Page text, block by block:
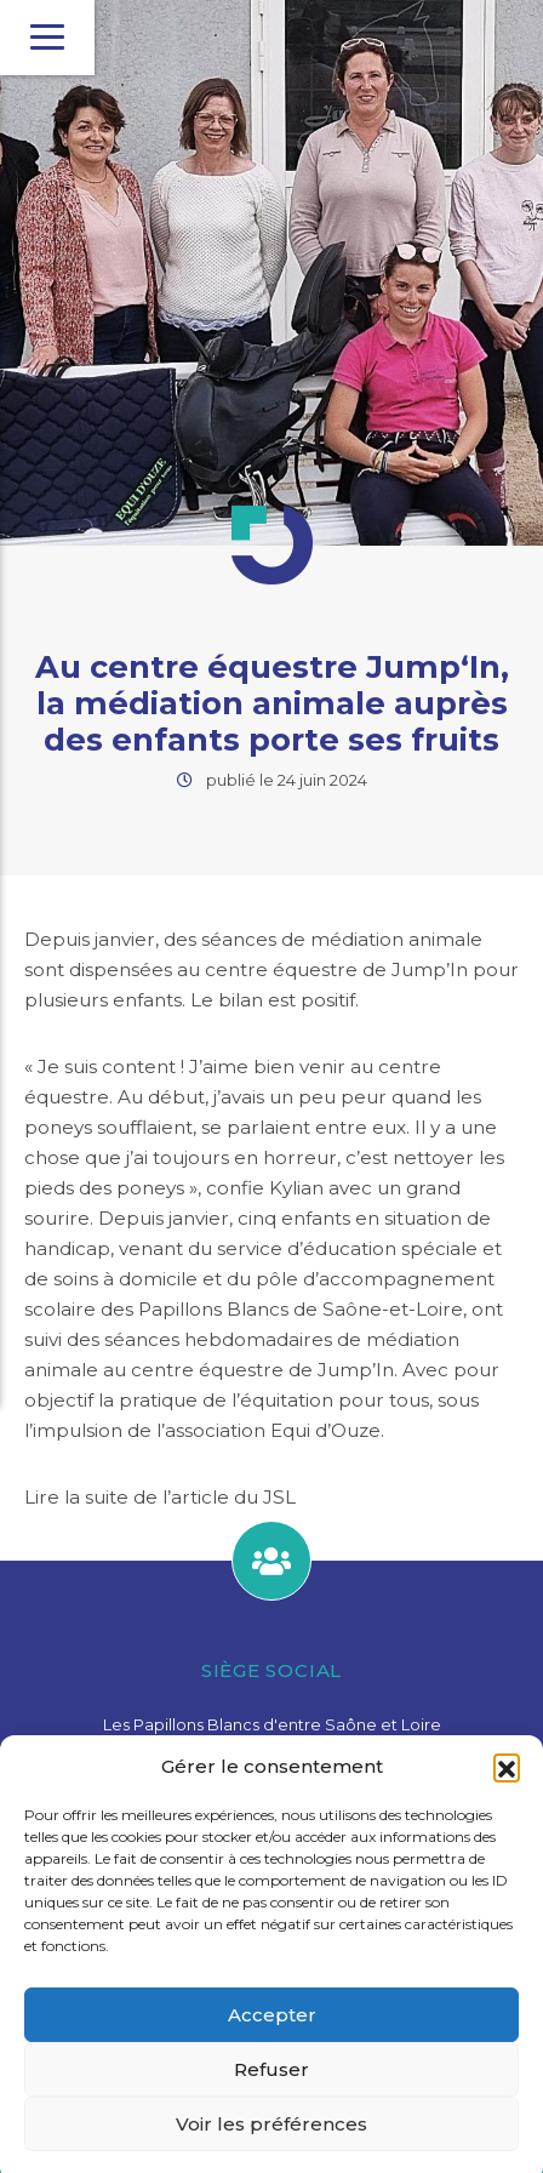
Gérer le consentement
Pour offrir les meilleures expériences, nous utilisons des technologies
telles que les cookies pour stocker et/ou accéder aux informations des
appareils. Le fait de consentir à ces technologies nous permettra de
traiter des données telles que le comportement de navigation ou les ID
uniques sur ce site. Le fait de ne pas consentir ou de retirer son
consentement peut avoir un effet négatif sur certaines caractéristiques
et fonctions.
Accepter
Refuser
Voir les préférences
Au centre équestre Jump‘In,
la médiation animale auprès
des enfants porte ses fruits
publié le 24 juin 2024
Depuis janvier, des séances de médiation animale
sont dispensées au centre équestre de Jump’In pour
plusieurs enfants. Le bilan est positif.
« Je suis content ! J’aime bien venir au centre
équestre. Au début, j’avais un peu peur quand les
poneys soufflaient, se parlaient entre eux. Il y a une
chose que j’ai toujours en horreur, c’est nettoyer les
pieds des poneys », confie Kylian avec un grand
sourire. Depuis janvier, cinq enfants en situation de
handicap, venant du service d’éducation spéciale et
de soins à domicile et du pôle d’accompagnement
scolaire des Papillons Blancs de Saône-et-Loire, ont
suivi des séances hebdomadaires de médiation
animale au centre équestre de Jump’In. Avec pour
objectif la pratique de l’équitation pour tous, sous
l’impulsion de l’association Equi d’Ouze.
Lire la suite de l’article du JSL
SIÈGE SOCIAL
Les Papillons Blancs d'entre Saône et Loire
03 85 81 28 78
contact@pbesl.fr
Liens utiles
Recrutement
Création : Agence Tyméo